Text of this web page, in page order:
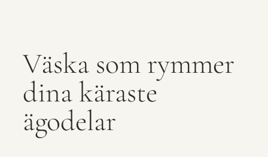
Väska som rymmer
dina käraste
ägodelar